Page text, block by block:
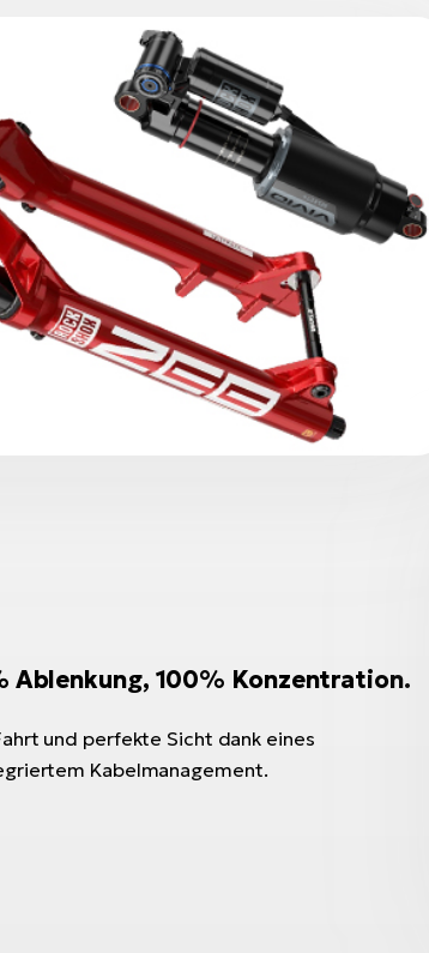
Ablenkung, 100% Konzentration.
und perfekte Sicht dank eines
Kabelmanagement.